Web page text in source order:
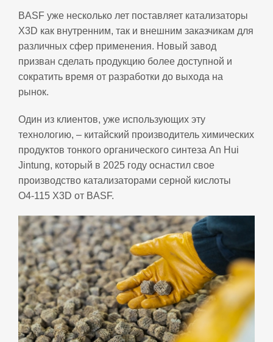
BASF уже несколько лет поставляет катализаторы
X3D как внутренним, так и внешним заказчикам для
различных сфер применения. Новый завод
призван сделать продукцию более доступной и
сократить время от разработки до выхода на
рынок.
Один из клиентов, уже использующих эту
технологию, – китайский производитель химических
продуктов тонкого органического синтеза An Hui
Jintung, который в 2025 году оснастил свое
производство катализаторами серной кислоты
O4‑115 X3D от BASF.